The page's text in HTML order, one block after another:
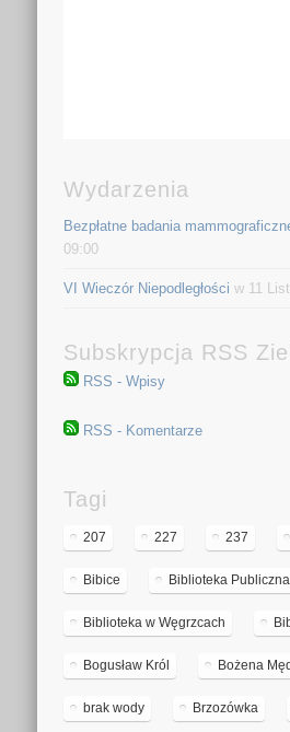
Wydarzenia
Bezpłatne badania
09:00
VI Wieczór Niepodległości w 11
Subskrypcja RSS
RSS - Wpisy
RSS - Komentarze
Tagi
207 227 237
Bibice Biblioteka
Biblioteka w Węgrzcach
Bogusław Król Bożena
brak wody Brzozówka